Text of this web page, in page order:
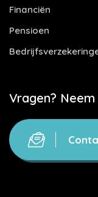
Financiën
Pensioen
Vragen?